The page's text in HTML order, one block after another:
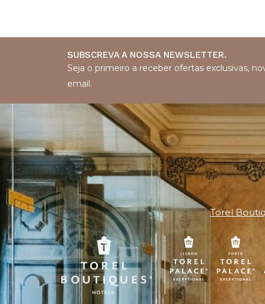
SUBSCREVA A NOSSA NEWSLETTER.
Seja o primeiro a receber ofertas exclusivas,
email.
Torel